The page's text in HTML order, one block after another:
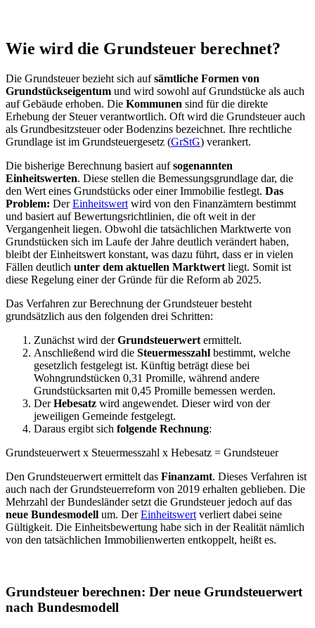
Wie wird die Grundsteuer berechnet?
Die Grundsteuer bezieht sich aufsämtliche Formen von
Grundstückseigentum und wird sowohl auf Grundstücke als auch
auf Gebäude erhoben. Die Kommunen sind für die direkte
Erhebung der Steuer verantwortlich. Oft wird die Grundsteuer auch
als Grundbesitzsteuer oder Bodenzins bezeichnet. Ihre rechtliche
Grundlage ist im Grundsteuergesetz (GrStG) verankert.
Die bisherige Berechnung basiert aufsogenannten
Einheitswerten. Diese stellen die Bemessungsgrundlage dar, die
den Wert eines Grundstücks oder einer Immobilie festlegt. Das
Problem: DerEinheitswert wird von den Finanzämtern bestimmt
und basiert auf Bewertungsrichtlinien, die oft weit in der
Vergangenheit liegen. Obwohl die tatsächlichen Marktwerte von
Grundstücken sich im Laufe der Jahre deutlich verändert haben,
bleibt der Einheitswert konstant, was dazu führt, dass er in vielen
Fällen deutlich unter dem aktuellen Marktwert liegt. Somit ist
diese Regelung einer der Gründe für die Reform ab 2025.
Das Verfahren zur Berechnung der Grundsteuer besteht
grundsätzlich aus den folgenden drei Schritten:
Zunächst wird derGrundsteuerwert ermittelt.
Anschließend wird die Steuermesszahl bestimmt, welche
gesetzlich festgelegt ist. Künftig beträgt diese bei
Wohngrundstücken 0,31 Promille, während andere
Grundstücksarten mit 0,45 Promille bemessen werden.
DerHebesatz wird angewendet. Dieser wird von der
jeweiligen Gemeinde festgelegt.
Daraus ergibt sich folgende Rechnung:
Grundsteuerwert x Steuermesszahl x Hebesatz = Grundsteuer
Den Grundsteuerwert ermittelt das Finanzamt. Dieses Verfahren ist
auch nach der Grundsteuerreform von 2019 erhalten geblieben. Die
Mehrzahl der Bundesländer setzt die Grundsteuer jedoch auf das
neue Bundesmodell um. DerEinheitswert verliert dabei seine
Gültigkeit. Die Einheitsbewertung habe sich in der Realität nämlich
von den tatsächlichen Immobilienwerten entkoppelt, heißt es.
Grundsteuer berechnen: Der neue Grundsteuerwert
nach Bundesmodell